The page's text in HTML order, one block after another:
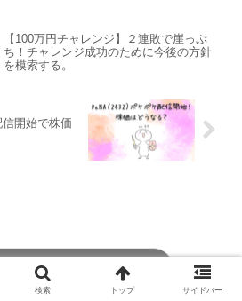
【100万円チャレンジ】２連敗で崖っぷ
ち！チャレンジ成功のために今後の方針
を模索する。
開始で株価
ントを書き込む
検索 トップ サイドバー